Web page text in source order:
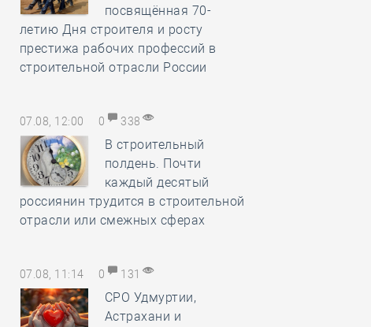
посвящённая 70-
летию Дня строителя и росту
престижа рабочих профессий в
строительной отрасли России
07.08, 12:00 0 338
В строительный
полдень. Почти
каждый десятый
россиянин трудится в строительной
отрасли или смежных сферах
07.08, 11:14 0 131
СРО Удмуртии,
Астрахани и